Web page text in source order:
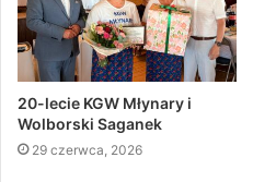
20-lecie KGW Młynary i
Wolborski Saganek
29 czerwca, 2026